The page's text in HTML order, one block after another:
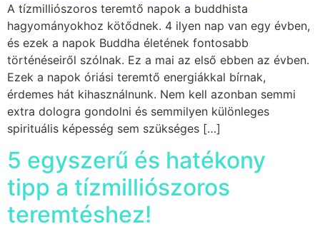
A tízmilliószoros teremtő napok a buddhista
hagyományokhoz kötődnek. 4 ilyen nap van egy évben,
és ezek a napok Buddha életének fontosabb
történéseiről szólnak. Ez a mai az első ebben az évben.
Ezek a napok óriási teremtő energiákkal bírnak,
érdemes hát kihasználnunk. Nem kell azonban semmi
extra dologra gondolni és semmilyen különleges
spirituális képesség sem szükséges […]
5 egyszerű és hatékony
tipp a tízmilliószoros
teremtéshez!